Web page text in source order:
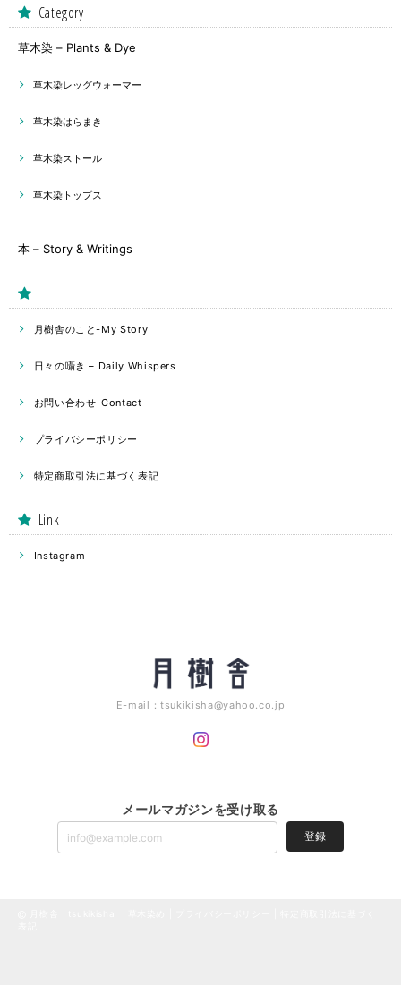
Category
草木染 – Plants & Dye
草木染レッグウォーマー
草木染はらまき
草木染ストール
草木染トップス
本 – Story & Writings
月樹舎のこと-My Story
日々の囁き – Daily Whispers
お問い合わせ-Contact
プライバシーポリシー
特定商取引法に基づく表記
Link
Instagram
E-mail：tsukikisha@yahoo.co.jp
メールマガジンを受け取る
登録